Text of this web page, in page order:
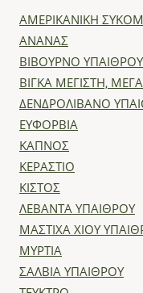
ΑΜΕΡΙΚΑΝΙΚΗ
ΑΝΑΝΑΣ
ΒΙΒΟΥΡΝΟ ΥΠΑΙΘΡΟΥ
ΒΙΓΚΑ ΜΕΓΙΣΤΗ,
ΔΕΝΔΡΟΛΙΒΑΝΟ
ΕΥΦΟΡΒΙΑ
ΚΑΠΝΟΣ
ΚΕΡΑΣΤΙΟ
ΚΙΣΤΟΣ
ΛΕΒΑΝΤΑ ΥΠΑΙΘΡΟΥ
ΜΑΣΤΙΧΑ ΧΙΟΥ
ΜΥΡΤΙΑ
ΣΑΛΒΙΑ ΥΠΑΙΘΡΟΥ